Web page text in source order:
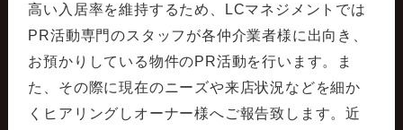
高い入居率を維持するため、LCマネジメントでは
PR活動専門のスタッフが各仲介業者様に出向き、
お預かりしている物件のPR活動を行います。ま
た、その際に現在のニーズや来店状況などを細か
くヒアリングしオーナー様へご報告致します。近